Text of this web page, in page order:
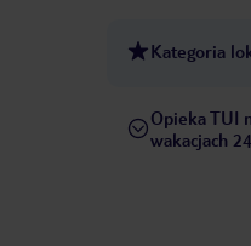
Kategoria
Opieka TUI
wakacjach